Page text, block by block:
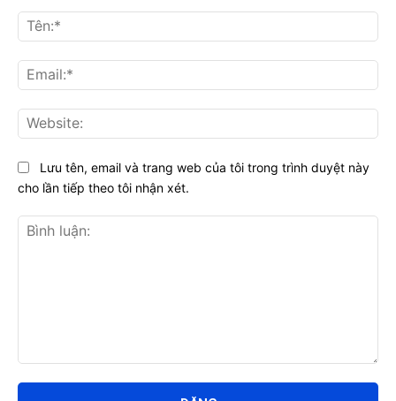
luận:
Lưu tên, email và trang web của tôi trong trình duyệt này
cho lần tiếp theo tôi nhận xét.